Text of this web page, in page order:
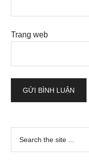
Trang web
Sidebar
chính